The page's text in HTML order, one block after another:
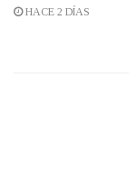
HACE 2 DÍAS